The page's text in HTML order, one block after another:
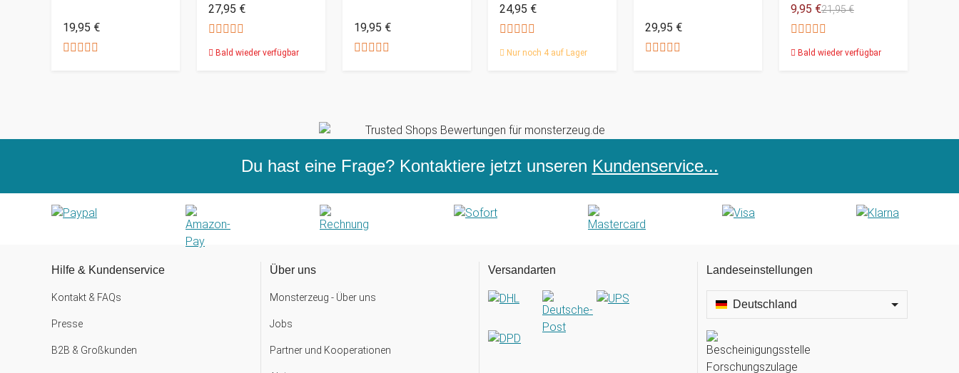
19,95 €
27,95 €
Bald wieder verfügbar
19,95 €
24,95 €
Nur noch 4 auf Lager
29,95 €
9,95 €21,95 €
Bald wieder verfügbar
Du hast eine Frage? Kontaktiere jetzt unseren Kundenservice...
Hilfe & Kundenservice
Kontakt & FAQs
Presse
B2B & Großkunden
Über uns
Monsterzeug - Über uns
Jobs
Partner und Kooperationen
Versandarten Landeseinstellungen
Deutschland